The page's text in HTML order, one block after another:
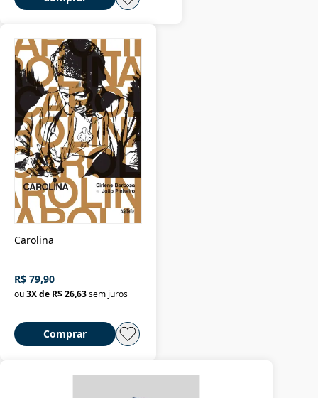
Carolina
R$ 79,90
ou3X de R$ 26,63sem juros
Comprar